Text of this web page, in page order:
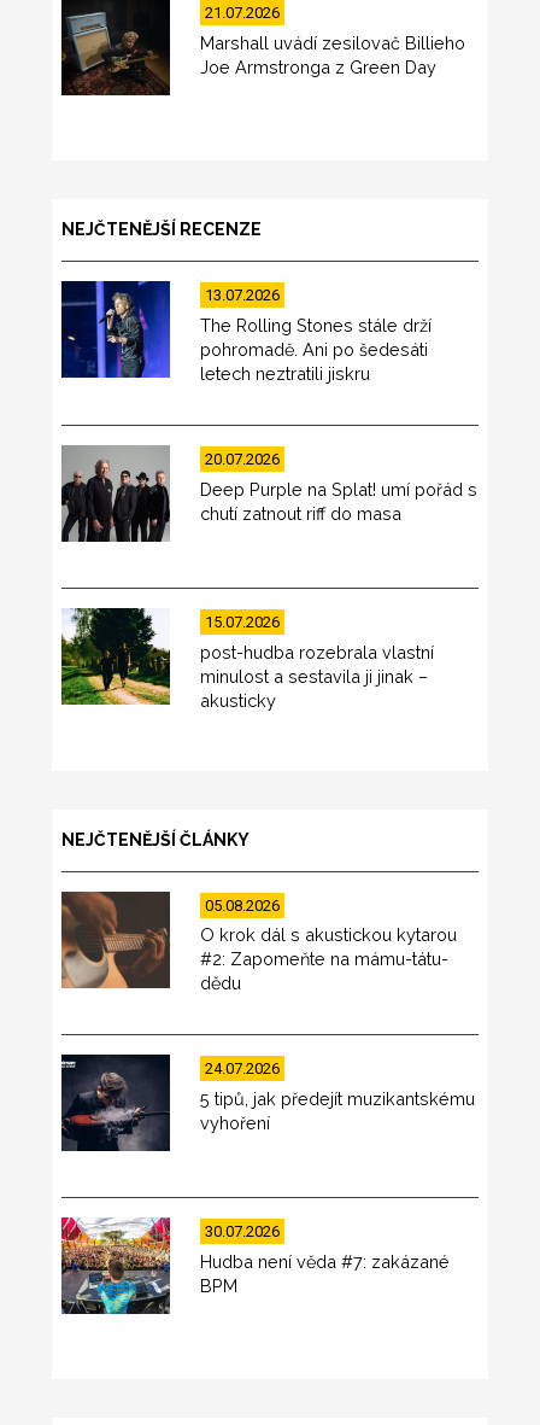
21.07.2026
Marshall uvádí zesilovač Billieho
Joe Armstronga z Green Day
NEJČTENĚJŠÍ RECENZE
13.07.2026
The Rolling Stones stále drží
pohromadě. Ani po šedesáti
letech neztratili jiskru
20.07.2026
Deep Purple na Splat! umí pořád s
chutí zatnout riff do masa
15.07.2026
post-hudba rozebrala vlastní
minulost a sestavila ji jinak –
akusticky
NEJČTENĚJŠÍ ČLÁNKY
05.08.2026
O krok dál s akustickou kytarou
#2: Zapomeňte na mámu-tátu-
dědu
24.07.2026
5 tipů, jak předejít muzikantskému
vyhoření
30.07.2026
Hudba není věda #7: zakázané
BPM